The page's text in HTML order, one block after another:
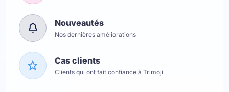
Nouveautés
Nos dernières améliorations
Cas clients
Clients qui ont fait confiance à Trimoji